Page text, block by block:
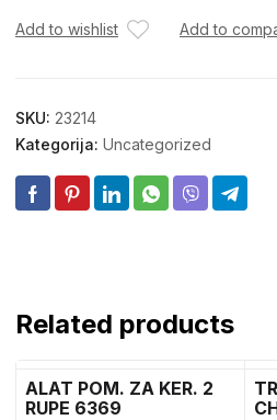
Add to wishlist Add to
SKU: 23214
Kategorija: Uncategorized
Related products
ALAT POM. ZA KER. 2
RUPE 6369